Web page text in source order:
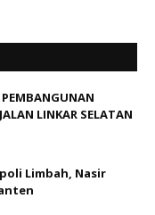
LINKAR SELATAN
Limbah, Nasir